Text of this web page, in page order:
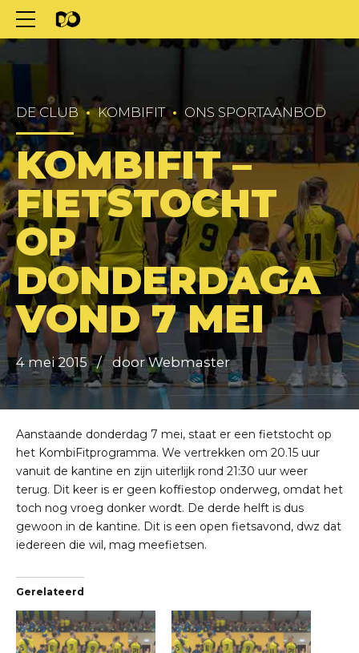
DE CLUB KOMBIFIT ONS SPORTAANBOD
KOMBIFIT –
FIETSTOCHT
OP
DONDERDAGA
VOND 7 MEI
4 mei 2015 door Webmaster
Aanstaande donderdag 7 mei, staat er een fietstocht op
het KombiFitprogramma. We vertrekken om 20.15 uur
vanuit de kantine en zijn uiterlijk rond 21:30 uur weer
terug. Dit keer is er geen koffiestop onderweg, omdat het
toch nog vroeg donker wordt. De derde helft is dus
gewoon in de kantine. Dit is een open fietsavond, dwz dat
iedereen die wil, mag meefietsen.
Gerelateerd